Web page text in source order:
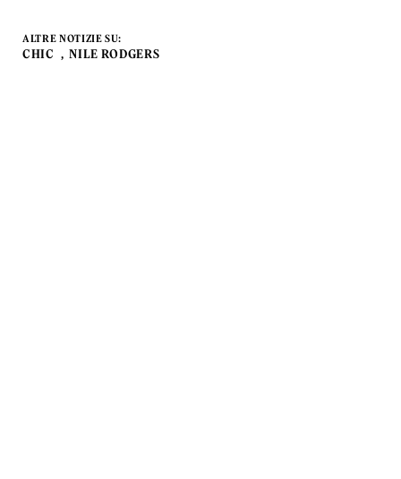
ALTRE NOTIZIE SU:
CHIC NILE RODGERS